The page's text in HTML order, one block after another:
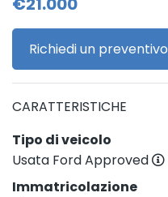
Richiedi un preventivo
CARATTERISTICHE
Tipo di veicolo
Usata Ford Approved
Immatricolazione